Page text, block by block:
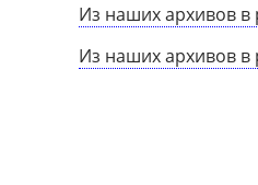
Из наших архивов в
Из наших архивов